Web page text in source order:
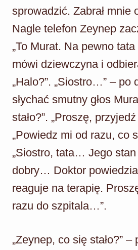
sprowadzić. Zabrał mnie
Nagle telefon Zeynep
„To Murat. Na pewno tata
mówi dziewczyna i
„Halo?”. „Siostro…” – po
słychać smutny głos
stało?”. „Proszę,
„Powiedz mi od razu, co
„Siostro, tata… Jego
dobry… Doktor
reaguje na terapię.
razu do szpitala…”.
„Zeynep, co się stało?” –